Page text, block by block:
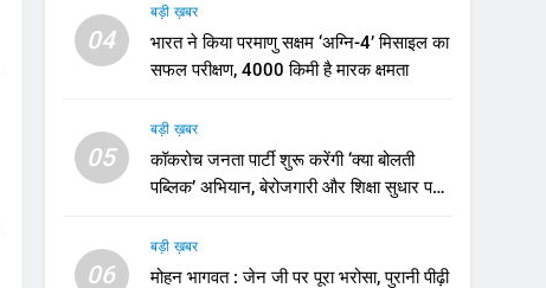
04
बड़ी ख़बर
भारत ने किया परमाणु सक्षम ‘अग्नि-4’ मिसाइल का
सफल परीक्षण, 4000 किमी है मारक क्षमता
05
बड़ी ख़बर
कॉकरोच जनता पार्टी शुरू करेंगी ‘क्या बोलती
पब्लिक’ अभियान, बेरोजगारी और शिक्षा सुधार पर
06
बड़ी ख़बर
मोहन भागवत : जेन जी पर पूरा भरोसा, पुरानी पीढ़ी